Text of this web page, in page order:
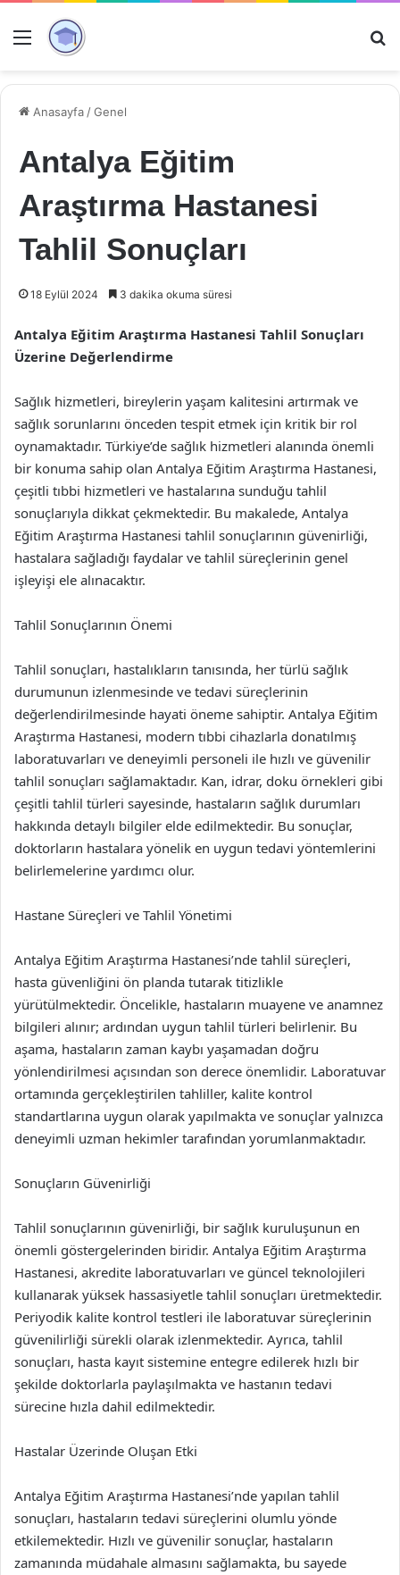
Menü
Anasayfa /Genel
Antalya Eğitim
Araştırma Hastanesi
Tahlil Sonuçları
18 Eylül 2024 3 dakika okuma süresi
Antalya Eğitim Araştırma Hastanesi Tahlil Sonuçları
Üzerine Değerlendirme
Sağlık hizmetleri, bireylerin yaşam kalitesini artırmak ve
sağlık sorunlarını önceden tespit etmek için kritik bir rol
oynamaktadır. Türkiye’de sağlık hizmetleri alanında önemli
bir konuma sahip olan Antalya Eğitim Araştırma Hastanesi,
çeşitli tıbbi hizmetleri ve hastalarına sunduğu tahlil
sonuçlarıyla dikkat çekmektedir. Bu makalede, Antalya
Eğitim Araştırma Hastanesi tahlil sonuçlarının güvenirliği,
hastalara sağladığı faydalar ve tahlil süreçlerinin genel
işleyişi ele alınacaktır.
Tahlil Sonuçlarının Önemi
Tahlil sonuçları, hastalıkların tanısında, her türlü sağlık
durumunun izlenmesinde ve tedavi süreçlerinin
değerlendirilmesinde hayati öneme sahiptir. Antalya Eğitim
Araştırma Hastanesi, modern tıbbi cihazlarla donatılmış
laboratuvarları ve deneyimli personeli ile hızlı ve güvenilir
tahlil sonuçları sağlamaktadır. Kan, idrar, doku örnekleri gibi
çeşitli tahlil türleri sayesinde, hastaların sağlık durumları
hakkında detaylı bilgiler elde edilmektedir. Bu sonuçlar,
doktorların hastalara yönelik en uygun tedavi yöntemlerini
belirlemelerine yardımcı olur.
Hastane Süreçleri ve Tahlil Yönetimi
Antalya Eğitim Araştırma Hastanesi’nde tahlil süreçleri,
hasta güvenliğini ön planda tutarak titizlikle
yürütülmektedir. Öncelikle, hastaların muayene ve anamnez
bilgileri alınır; ardından uygun tahlil türleri belirlenir. Bu
aşama, hastaların zaman kaybı yaşamadan doğru
yönlendirilmesi açısından son derece önemlidir. Laboratuvar
ortamında gerçekleştirilen tahliller, kalite kontrol
standartlarına uygun olarak yapılmakta ve sonuçlar yalnızca
deneyimli uzman hekimler tarafından yorumlanmaktadır.
Sonuçların Güvenirliği
Tahlil sonuçlarının güvenirliği, bir sağlık kuruluşunun en
önemli göstergelerinden biridir. Antalya Eğitim Araştırma
Hastanesi, akredite laboratuvarları ve güncel teknolojileri
kullanarak yüksek hassasiyetle tahlil sonuçları üretmektedir.
Periyodik kalite kontrol testleri ile laboratuvar süreçlerinin
güvenilirliği sürekli olarak izlenmektedir. Ayrıca, tahlil
sonuçları, hasta kayıt sistemine entegre edilerek hızlı bir
şekilde doktorlarla paylaşılmakta ve hastanın tedavi
sürecine hızla dahil edilmektedir.
Hastalar Üzerinde Oluşan Etki
Antalya Eğitim Araştırma Hastanesi’nde yapılan tahlil
sonuçları, hastaların tedavi süreçlerini olumlu yönde
etkilemektedir. Hızlı ve güvenilir sonuçlar, hastaların
zamanında müdahale almasını sağlamakta, bu sayede